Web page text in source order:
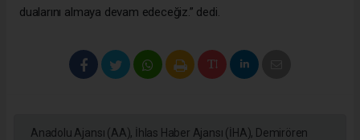
dualarını almaya devam edeceğiz.” dedi.
Anadolu Ajansı (AA), İhlas Haber Ajansı (İHA), Demirören